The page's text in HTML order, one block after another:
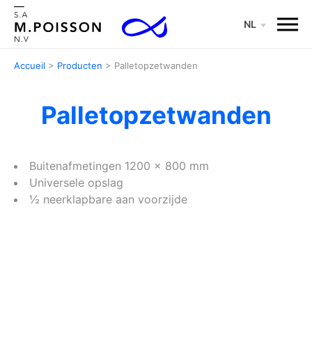
NL Menu
Accueil > Producten > Palletopzetwanden
Palletopzetwanden
Buitenafmetingen 1200 x 800 mm
Universele opslag
½ neerklapbare aan voorzijde